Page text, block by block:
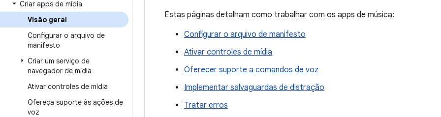
Criar apps de mídia
Visão geral
Configurar o arquivo de
manifesto
Criar um serviço de
navegador de mídia
Ativar controles de mídia
Ofereça suporte às ações de
voz
Estas páginas detalham como trabalhar com os apps de música:
Configurar o arquivo de manifesto
Ativar controles de mídia
Oferecer suporte a comandos de voz
Implementar salvaguardas de distração
Tratar erros